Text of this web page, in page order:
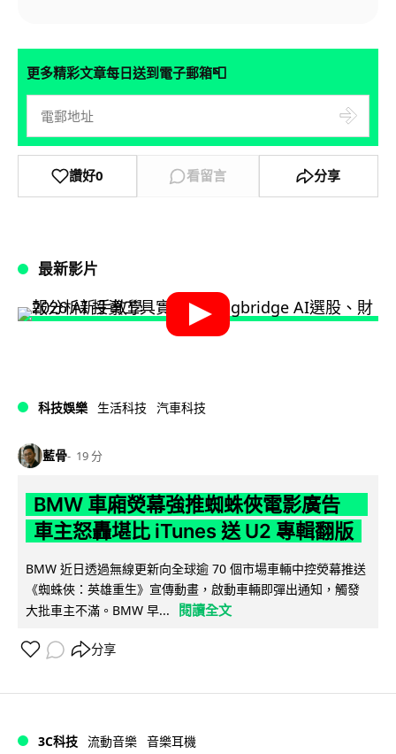
更多精彩文章每日送到電子郵箱📮
讚好0 看留言 分享
最新影片
科技娛樂 生活科技 汽車科技
藍骨 19 分
BMW 車廂熒幕強推蜘蛛俠電影廣告
車主怒轟堪比 iTunes 送 U2 專輯翻版
BMW 近日透過無線更新向全球逾 70 個市場車輛中控熒幕推送
《蜘蛛俠：英雄重生》宣傳動畫，啟動車輛即彈出通知，觸發
大批車主不滿。BMW 早...
閱讀全文
分享
3C科技 流動音樂 音樂耳機